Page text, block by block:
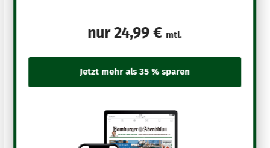
nur24,99 € mtl.